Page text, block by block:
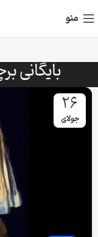
منو
بایگانی
26
جولای